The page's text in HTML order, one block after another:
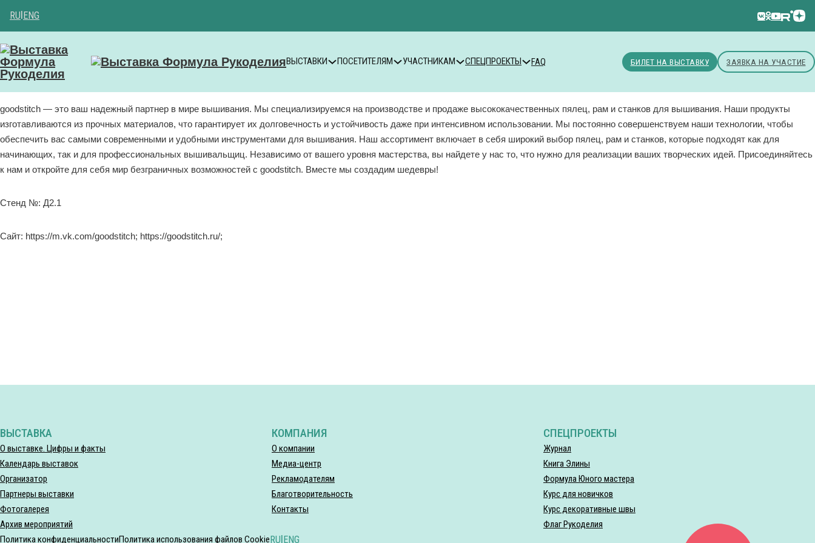
RU ENG
ВЫСТАВКИ ПОСЕТИТЕЛЯМ УЧАСТНИКАМ СПЕЦПРОЕКТЫ FAQ БИЛЕТ НА ВЫСТАВКУ ЗАЯВКА НА УЧАСТИЕ
goodstitch — это ваш надежный партнер в мире вышивания. Мы специализируемся на производстве и продаже высококачественных пялец, рам и станков для вышивания. Наши продукты
изготавливаются из прочных материалов, что гарантирует их долговечность и устойчивость даже при интенсивном использовании. Мы постоянно совершенствуем наши технологии, чтобы
обеспечить вас самыми современными и удобными инструментами для вышивания. Наш ассортимент включает в себя широкий выбор пялец, рам и станков, которые подходят как для
начинающих, так и для профессиональных вышивальщиц. Независимо от вашего уровня мастерства, вы найдете у нас то, что нужно для реализации ваших творческих идей. Присоединяйтесь
к нам и откройте для себя мир безграничных возможностей с goodstitch. Вместе мы создадим шедевры!
Стенд №: Д2.1
Сайт: https://m.vk.com/goodstitch; https://goodstitch.ru/;
ВЫСТАВКА
О выставке. Цифры и факты
Календарь выставок
Организатор
Партнеры выставки
Фотогалерея
Архив мероприятий
КОМПАНИЯ
О компании
Медиа-центр
Рекламодателям
Благотворительность
Контакты
СПЕЦПРОЕКТЫ
Журнал
Книга Элины
Формула Юного мастера
Курс для новичков
Курс декоративные швы
Флаг Рукоделия
Политика конфиденциальностиПолитика использования файлов CookieRU|ENG